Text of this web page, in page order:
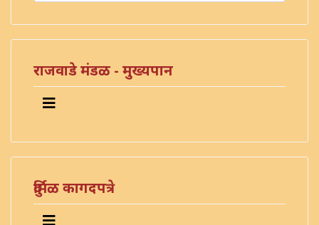
राजवाडे मंडळ - मुख्यपान
दुर्मिळ कागदपत्रे